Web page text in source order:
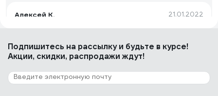
Алексей К. 21.01.2022
Хорошо собран. Нет бестолковых боковых
торцах светильника. Такие штуки вечно сохли,
трескались и отваливались, а рассеиватель падал и
6 отзывов
Подпишитесь на рассылкуи будьте в курсе!
Акции, скидки, распродажи ждут!